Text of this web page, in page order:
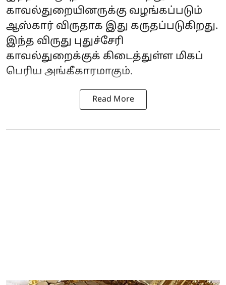
காவல்துறையினருக்கு வழங்கப்படும்
ஆஸ்கார் விருதாக இது கருதப்படுகிறது.
இந்த விருது புதுச்சேரி
காவல்துறைக்குக் கிடைத்துள்ள மிகப்
பெரிய அங்கீகாரமாகும்.
Read More